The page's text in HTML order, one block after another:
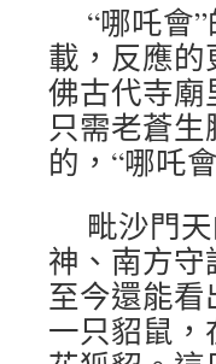
“哪吒會
載，反應的
佛古代寺
只需老蒼
的，“哪吒
毗沙門
神、南方
至今還能
一只貂鼠